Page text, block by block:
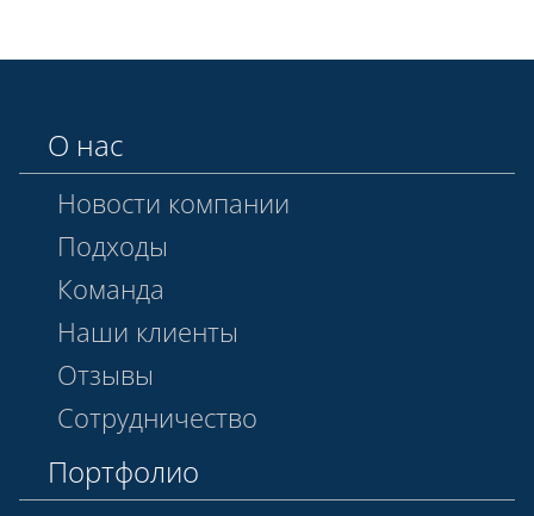
О нас
Новости компании
Подходы
Команда
Наши клиенты
Отзывы
Сотрудничество
Портфолио